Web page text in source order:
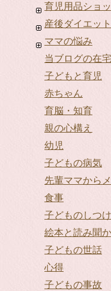
育児用品ショ
産後ダイエット
ママの悩み
当ブログの在
子どもと育児
赤ちゃん
育脳・知育
親の心構え
幼児
子どもの病気
先輩ママから
食事
子どものしつけ
絵本と読み聞
子どもの世話
心得
子どもの事故